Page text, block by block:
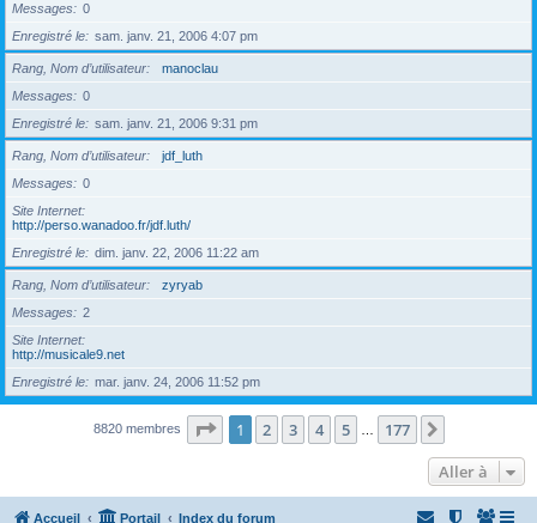
Messages
0
Enregistré le
sam. janv. 21, 2006 4:07 pm
Rang, Nom d’utilisateur
manoclau
Messages
0
Enregistré le
sam. janv. 21, 2006 9:31 pm
Rang, Nom d’utilisateur
jdf_luth
Messages
0
Site Internet
http://perso.wanadoo.fr/jdf.luth/
Enregistré le
dim. janv. 22, 2006 11:22 am
Rang, Nom d’utilisateur
zyryab
Messages
2
Site Internet
http://musicale9.net
Enregistré le
mar. janv. 24, 2006 11:52 pm
8820 membres Page 1sur177
1 2 3 4 5 177
Aller à
Accueil Portail Index du forum